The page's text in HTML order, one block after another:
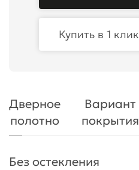
Купить в 1 клик
Дверное
полотно
Вариант
покрытия
Без остекления